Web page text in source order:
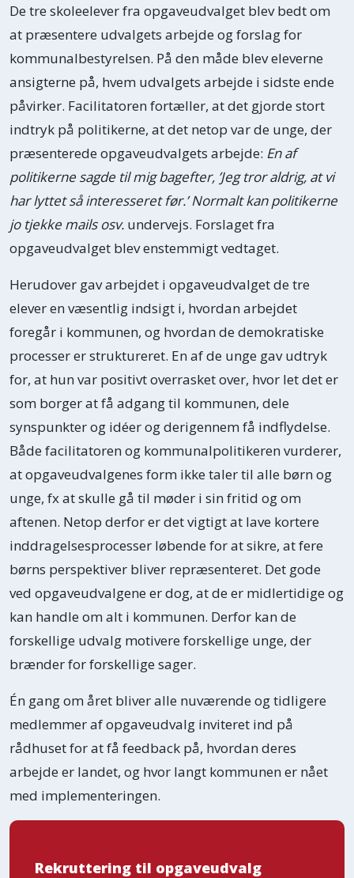
arbejde. Det kan fx være gennem særlige
udvalg eller et børne- og ungebyråd,
hvor medlemmerne mødes og bidrager
kontinuerligt. Børnene er i direkte dialog
og samarbejder med kommunens
lokalpolitikere. Gennem denne
inddragelsesform sikrer kommunen en
gruppe borgere, der endnu ikke har
stemmeret, indflydelse på
lokalpolitikken.
De tre skoleelever fra opgaveudvalget blev bedt om
at præsentere udvalgets arbejde og forslag for
kommunalbestyrelsen. På den måde blev eleverne
ansigterne på, hvem udvalgets arbejde i sidste ende
påvirker. Facilitatoren fortæller, at det gjorde stort
indtryk på politikerne, at det netop var de unge, der
præsenterede opgaveudvalgets arbejde: En af
politikerne sagde til mig bagefter, ’Jeg tror aldrig, at vi
har lyttet så interesseret før.’ Normalt kan politikerne
jo tjekke mails osv. undervejs. Forslaget fra
opgaveudvalget blev enstemmigt vedtaget.
Herudover gav arbejdet i opgaveudvalget de tre
elever en væsentlig indsigt i, hvordan arbejdet
foregår i kommunen, og hvordan de demokratiske
processer er struktureret. En af de unge gav udtryk
for, at hun var positivt overrasket over, hvor let det er
som borger at få adgang til kommunen, dele
synspunkter og idéer og derigennem få indflydelse.
Både facilitatoren og kommunalpolitikeren vurderer,
at opgaveudvalgenes form ikke taler til alle børn og
unge, fx at skulle gå til møder i sin fritid og om
aftenen. Netop derfor er det vigtigt at lave kortere
inddragelsesprocesser løbende for at sikre, at fere
børns perspektiver bliver repræsenteret. Det gode
ved opgaveudvalgene er dog, at de er midlertidige og
kan handle om alt i kommunen. Derfor kan de
forskellige udvalg motivere forskellige unge, der
brænder for forskellige sager.
Én gang om året bliver alle nuværende og tidligere
medlemmer af opgaveudvalg inviteret ind på
rådhuset for at få feedback på, hvordan deres
arbejde er landet, og hvor langt kommunen er nået
med implementeringen.
Rekruttering til opgaveudvalg